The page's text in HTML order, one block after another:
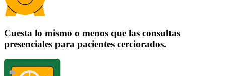
Cuesta lo mismo o menos que las consultas
presenciales para pacientes cerciorados.